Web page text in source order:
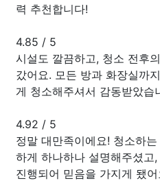
력 추천합니다!
4.85 / 5
시설도 깔끔하고, 청소 전후
갔어요. 모든 방과 화장실까
게 청소해주셔서 감동받았습
4.92 / 5
정말 대만족이에요! 청소하
하게 하나하나 설명해주셨고
진행되어 믿음을 가지게 됐